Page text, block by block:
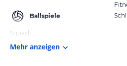
Ballspiele
Squash
Mehr anzeigen